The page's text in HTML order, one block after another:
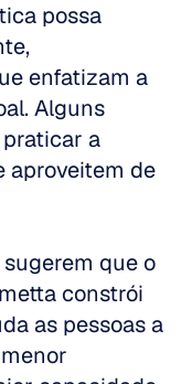
possa
enfatizam a
Alguns
a
aproveitem de
que o
constrói
as pessoas a